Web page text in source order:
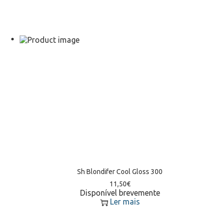
Sh Blondifer Cool Gloss 300
11,50€
Disponível brevemente
Ler mais